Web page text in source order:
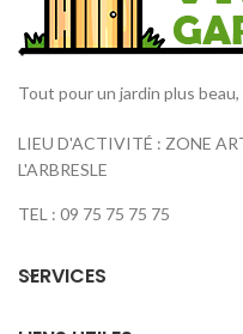
Tout pour un jardin plus
LIEU D'ACTIVITÉ : ZONE
L'ARBRESLE
TEL : 09 75 75 75 75
SERVICES